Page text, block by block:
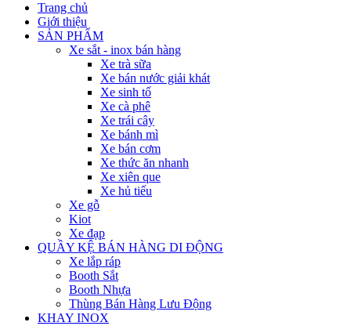
Trang chủ
Giới thiệu
SẢN PHẨM
Xe sắt - inox bán hàng
Xe trà sữa
Xe bán nước giải khát
Xe sinh tố
Xe cà phê
Xe trái cây
Xe bánh mì
Xe bán cơm
Xe thức ăn nhanh
Xe xiên que
Xe hủ tiếu
Xe gỗ
Kiot
Xe đạp
QUẦY KỆ BÁN HÀNG DI ĐỘNG
Xe lắp ráp
Booth Sắt
Booth Nhựa
Thùng Bán Hàng Lưu Động
KHAY INOX